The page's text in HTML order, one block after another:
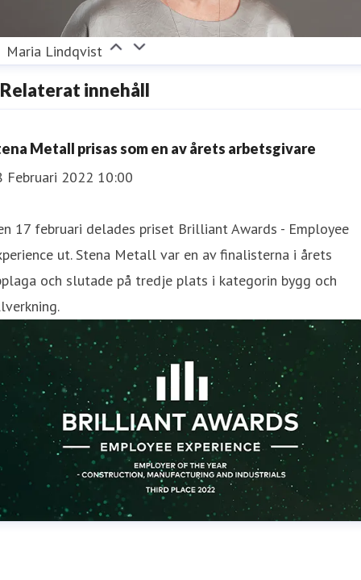
Maria Lindqvist
Relaterat innehåll
Metall prisas som en av årets arbetsgivare
Februari 2022 10:00
17 februari delades priset Brilliant Awards - Employee
ut. Stena Metall var en av finalisterna i årets
och slutade på tredje plats i kategorin bygg och